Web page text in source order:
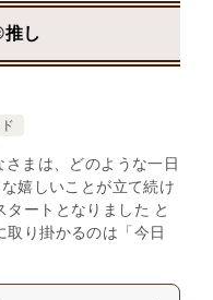
し
まは、どのような一日
嬉しいことが立て続け
ートとなりました と
取り掛かるのは「今日